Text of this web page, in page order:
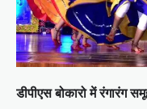
डीपीएस बोकारो में रंगारंग